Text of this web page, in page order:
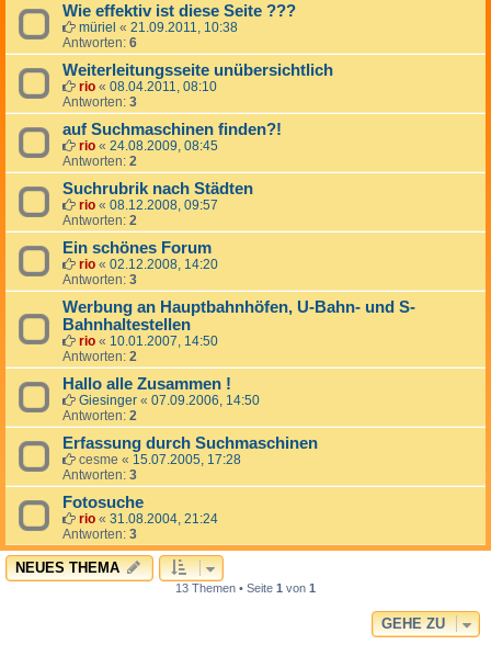
Wie effektiv ist diese Seite ???
müriel « 21.09.2011, 10:38
Antworten: 6
Weiterleitungsseite unübersichtlich
rio « 08.04.2011, 08:10
Antworten: 3
auf Suchmaschinen finden?!
rio « 24.08.2009, 08:45
Antworten: 2
Suchrubrik nach Städten
rio « 08.12.2008, 09:57
Antworten: 2
Ein schönes Forum
rio « 02.12.2008, 14:20
Antworten: 3
Werbung an Hauptbahnhöfen, U-Bahn- und S-
Bahnhaltestellen
rio « 10.01.2007, 14:50
Antworten: 2
Hallo alle Zusammen !
Giesinger « 07.09.2006, 14:50
Antworten: 2
Erfassung durch Suchmaschinen
cesme « 15.07.2005, 17:28
Antworten: 3
Fotosuche
rio « 31.08.2004, 21:24
Antworten: 3
NEUES THEMA
13 Themen • Seite 1 von 1
GEHE ZU